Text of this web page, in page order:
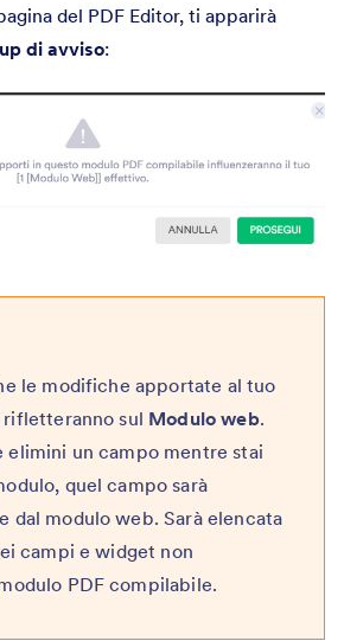
del PDF Editor, ti apparirà
di avviso:
le modifiche apportate al tuo
rifletteranno sul Modulo web.
elimini un campo mentre stai
quel campo sarà
dal modulo web. Sarà elencata
campi e widget non
PDF compilabile.